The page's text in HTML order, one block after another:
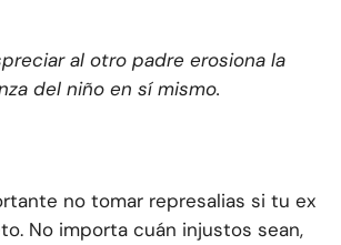
al otro padre erosiona la
del niño en sí mismo.
no tomar represalias si tu ex
No importa cuán injustos sean,